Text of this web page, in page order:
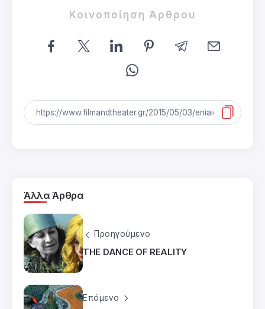
Κοινοποίηση Άρθρου
Άλλα Άρθρα
Προηγούμενο
THE DANCE OF REALITY
Επόμενο